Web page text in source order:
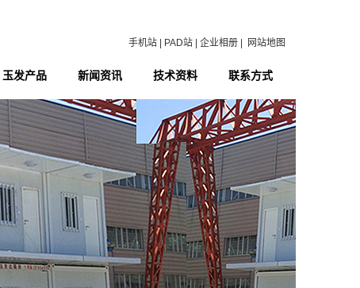
手机站 PAD站 企业相册 网站地图
玉发产品 新闻资讯 技术资料 联系方式